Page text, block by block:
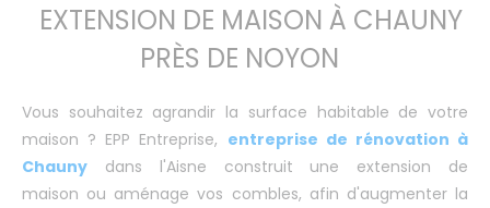
EXTENSION DE MAISON À CHAUNY
PRÈS DE NOYON
Vous souhaitez agrandir la surface habitable de votre
maison ? EPP Entreprise, entreprise de rénovation à
Chauny dans l'Aisne construit une extension de
maison ou aménage vos combles, afin d'augmenter la